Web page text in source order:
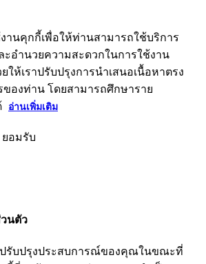
านคุกกี้เพื่อให้ท่านสามารถใช้บริการ
ะอำนวยความสะดวกในการใช้งาน
ให้เราปรับปรุงการนำเสนอเนื้อหาตรง
องท่าน โดยสามารถศึกษาราย
อ่านเพิ่มเติม
ยอมรับ
นตัว
ปรับปรุงประสบการณ์ของคุณในขณะที่